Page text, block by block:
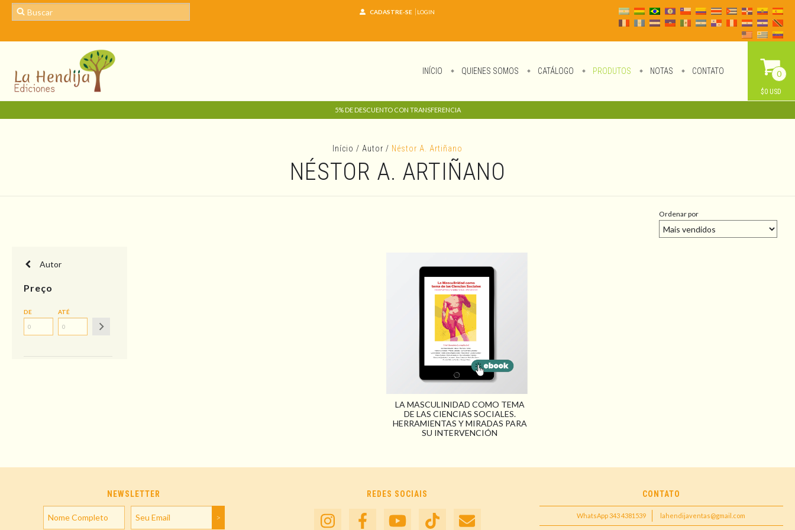
CADASTRE-SE LOGIN
INÍCIO QUIENES SOMOS CATÁLOGO PRODUTOS NOTAS CONTATO 0
$0 USD
5% DE DESCUENTO CON TRANSFERENCIA
Início / Autor / Néstor A. Artiñano
NÉSTOR A. ARTIÑANO
Ordenar por
Autor
Preço
DE ATÉ
LA MASCULINIDAD COMO TEMA
DE LAS CIENCIAS SOCIALES.
HERRAMIENTAS Y MIRADAS PARA
SU INTERVENCIÓN
NEWSLETTER REDES SOCIAIS CONTATO
WhatsApp 343 4381539 lahendijaventas@gmail.com